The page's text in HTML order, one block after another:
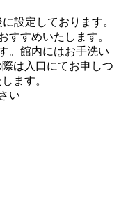
設定しております。
すすめいたします。
。館内にはお手洗い
は入口にてお申しつ
ます。
い